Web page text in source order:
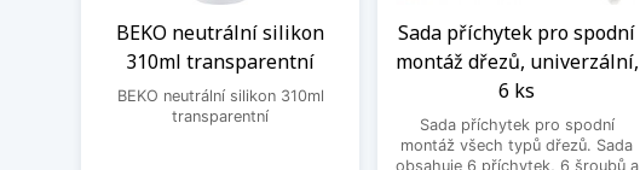
BEKO neutrální silikon
310ml transparentní
BEKO neutrální silikon 310ml
transparentní
Sada příchytek pro spodní
montáž dřezů, univerzální,
6 ks
Sada příchytek pro spodní
montáž všech typů dřezů. Sada
obsahuje 6 příchytek, 6 šroubů a